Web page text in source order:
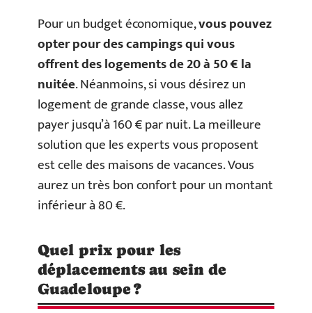
Pour un budget économique,vous pouvez
opter pour des campings qui vous
offrent des logements de 20 à 50 € la
nuitée. Néanmoins, si vous désirez un
logement de grande classe, vous allez
payer jusqu’à 160 € par nuit. La meilleure
solution que les experts vous proposent
est celle des maisons de vacances. Vous
aurez un très bon confort pour un montant
inférieur à 80 €.
Quel prix pour les
déplacements au sein de
Guadeloupe ?